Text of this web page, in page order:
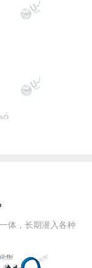
体，长期潜入各种